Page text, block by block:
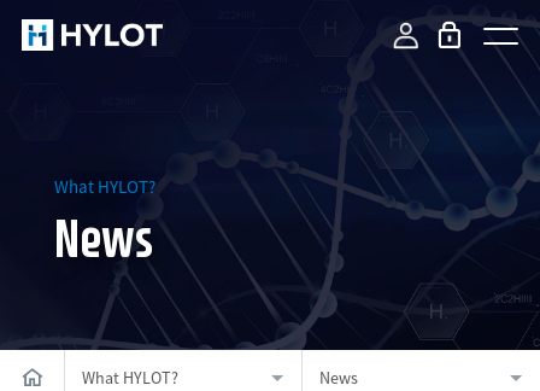
What HYLOT?
News
What HYLOT? News